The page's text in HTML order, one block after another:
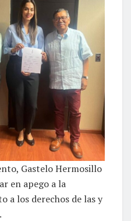
Gastelo Hermosillo
en apego a la
a los derechos de las y